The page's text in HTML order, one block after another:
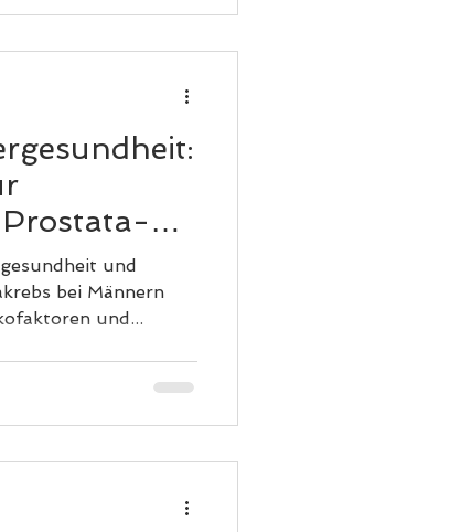
und
werden kann Risikofaktoren und...